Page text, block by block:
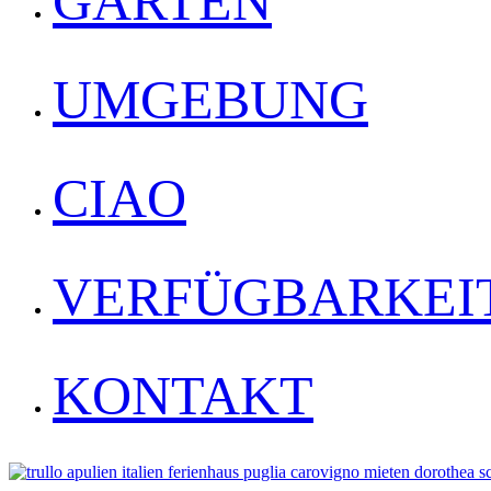
UMGEBUNG
CIAO
KONTAKT